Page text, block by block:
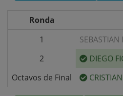
Ronda
1
2
DIEGO
Octavos de Final